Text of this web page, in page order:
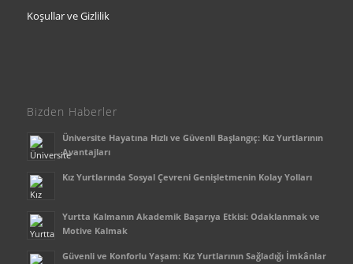
Koşullar ve Gizlilik
Bizden Haberler
Üniversite Hayatına Hızlı ve Güvenli Başlangıç: Kız Yurtlarının
Avantajları
Kız Yurtlarında Sosyal Çevreni Genişletmenin Kolay Yolları
Yurtta Kalmanın Akademik Başarıya Etkisi: Odaklanmak ve
Motive Kalmak
Güvenli ve Konforlu Yaşam: Kız Yurtlarının Sağladığı İmkânlar